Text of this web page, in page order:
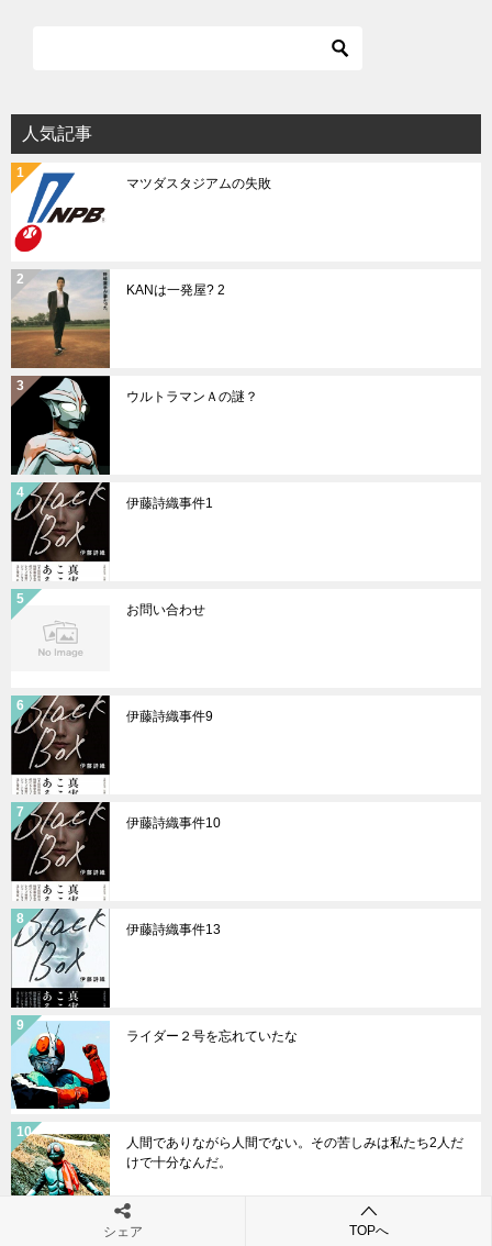
人気記事
マツダスタジアムの失敗
KANは一発屋? 2
ウルトラマンＡの謎？
伊藤詩織事件1
お問い合わせ
伊藤詩織事件9
伊藤詩織事件10
伊藤詩織事件13
ライダー２号を忘れていたな
人間でありながら人間でない。その苦しみは私たち2人だ
けで十分なんだ。
シェア TOPへ